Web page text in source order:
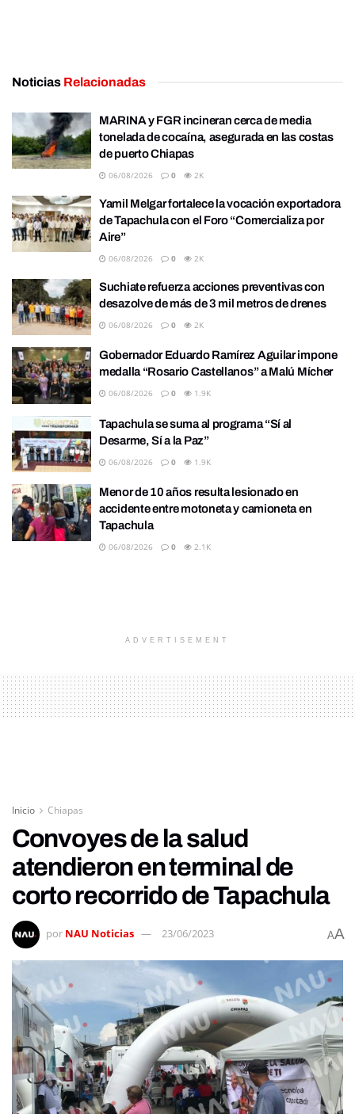
Noticias Relacionadas
MARINA y FGR incineran cerca de media
tonelada de cocaína, asegurada en las costas
de puerto Chiapas
06/08/2026 0 2K
Yamil Melgar fortalece la vocación exportadora
de Tapachula con el Foro “Comercializa por
Aire”
06/08/2026 0 2K
Suchiate refuerza acciones preventivas con
desazolve de más de 3 mil metros de drenes
06/08/2026 0 2K
Gobernador Eduardo Ramírez Aguilar impone
medalla “Rosario Castellanos” a Malú Mícher
06/08/2026 0 1.9K
Tapachula se suma al programa “Sí al
Desarme, Sí a la Paz”
06/08/2026 0 1.9K
Menor de 10 años resulta lesionado en
accidente entre motoneta y camioneta en
Tapachula
06/08/2026 0 2.1K
ADVERTISEMENT
Inicio Chiapas
Convoyes de la salud
atendieron en terminal de
corto recorrido de Tapachula
por NAU Noticias 23/06/2023 AA